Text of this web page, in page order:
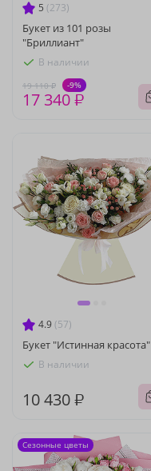
5 (273)
Букет из 101 розы
"Бриллиант"
В наличии
19 110 ₽ -9%
17 340 ₽
4.9 (57)
Букет "Истинная красота"
В наличии
10 430 ₽
Сезонные цветы